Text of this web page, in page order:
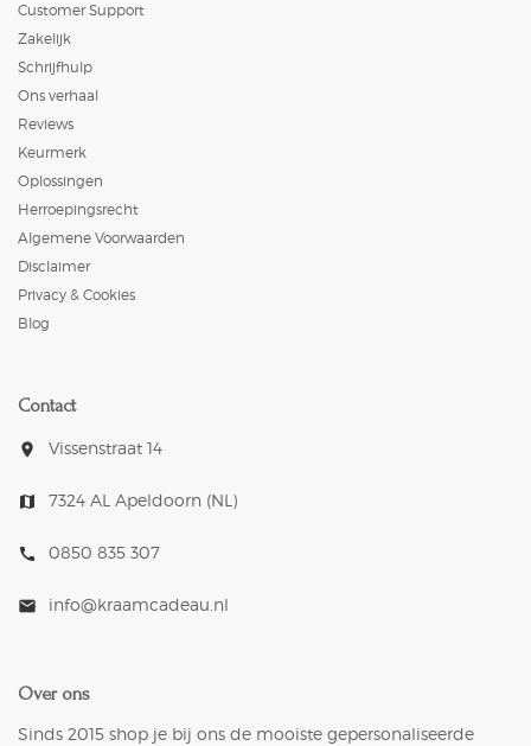
Customer Support
Zakelijk
Schrijfhulp
Ons verhaal
Reviews
Keurmerk
Oplossingen
Herroepingsrecht
Algemene Voorwaarden
Disclaimer
Privacy & Cookies
Blog
Contact
room Vissenstraat 14
map 7324 AL Apeldoorn (NL)
call 0850 835 307
mail info@kraamcadeau.nl
Over ons
Sinds 2015 shop je bij ons de mooiste gepersonaliseerde